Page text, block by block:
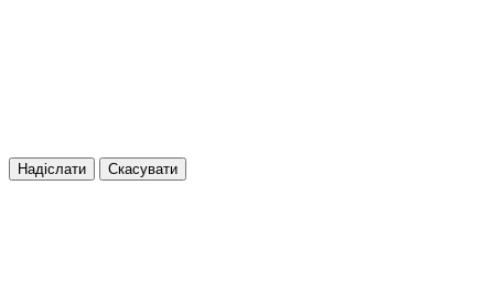
Надіслати Скасувати